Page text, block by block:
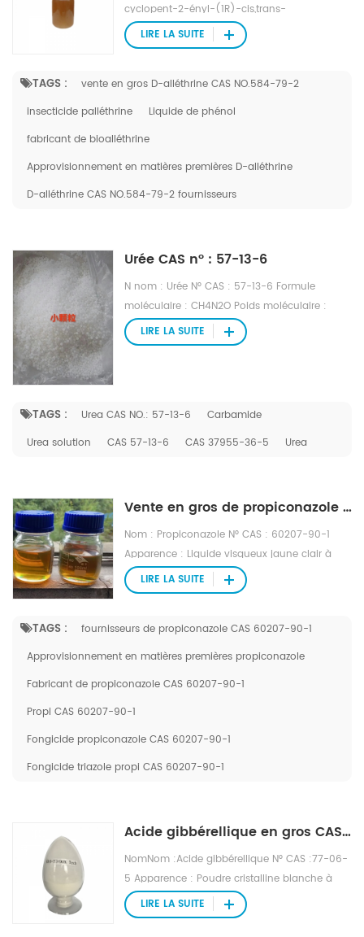
cyclopent-2-ényl-(1R)-cis,trans-
chrysanthémate N° CAS : Aucun (CAS pour
l'alléthrine racémique : 584-79-2)
jaune pâle à ambré Formule moléculaire :
C19H26O3 Poids moléculaire : 302,4079 N°
1,015(d 4 20 ) Point d'ébullition : 140 ℃ (0,1
mmHg) Point d'éclair : 130℃ Pression de
TAGS :
vente en gros D-alléthrine CAS NO.584-79-2
insecticide palléthrine
Liquide de phénol
fabricant de bioalléthrine
Approvisionnement en matières premières D-alléthrine
D-alléthrine CAS NO.584-79-2 fournisseurs
LIRE LA SUITE
Urée CAS n° : 57-13-6
N nom : Urée N° CAS : 57-13-6 Formule
moléculaire : CH4N2O Poids moléculaire :
60,05
TAGS : Urea CAS NO.: 57-13-6
Carbamide
Urea solution
CAS 57-13-6 CAS 37955-36-5 Urea
LIRE LA SUITE
Vente en gros de propiconazole en vrac CAS NO.60207-90-1
Nom : Propiconazole N° CAS : 60207-90-1
Apparence : Liquide visqueux jaune clair à
brun clair Formule moléculaire :
C15H17Cl2N3O2 N° EINECS : 262-104-4 Poids
Point d'ébullition : 479,9°C à 760 mmHg Point
d'éclair : 244,1°C Pression vapeur : 2.26E-
solubilité dans l'eau est de 110 mg/L
TAGS :
fournisseurs de propiconazole CAS 60207-90-1
Approvisionnement en matières premières propiconazole
Fabricant de propiconazole CAS 60207-90-1
Propi CAS 60207-90-1
Fongicide propiconazole CAS 60207-90-1
Fongicide triazole propi CAS 60207-90-1
LIRE LA SUITE
Acide gibbérellique en gros CAS 77-06-5
NomNom :Acide gibbérellique N° CAS :77-06-
5 Apparence : Poudre cristalline blanche à
jaunâtre Formule moléculaire : C19H22O6
EINECS N° : 201-001-0 Poids moléculaire :
LIRE LA SUITE